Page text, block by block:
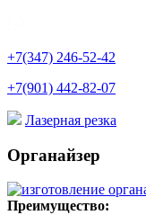
+7(347) 246-52-42
+7(901) 442-82-07
Лазерная резка
Органайзер
Преимущество: